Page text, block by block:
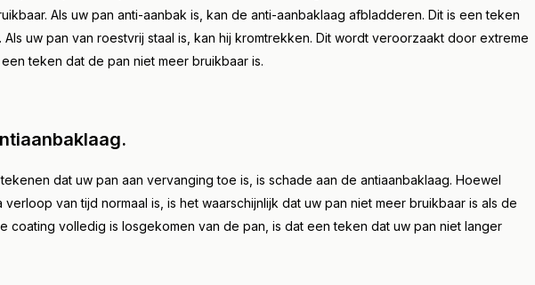
Als uw pan anti-aanbak is, kan de anti-aanbaklaag afbladderen. Dit is een teken
uw pan van roestvrij staal is, kan hij kromtrekken. Dit wordt veroorzaakt door extreme
teken dat de pan niet meer bruikbaar is.
dat uw pan aan vervanging toe is, is schade aan de antiaanbaklaag. Hoewel
van tijd normaal is, is het waarschijnlijk dat uw pan niet meer bruikbaar is als de
coating volledig is losgekomen van de pan, is dat een teken dat uw pan niet langer